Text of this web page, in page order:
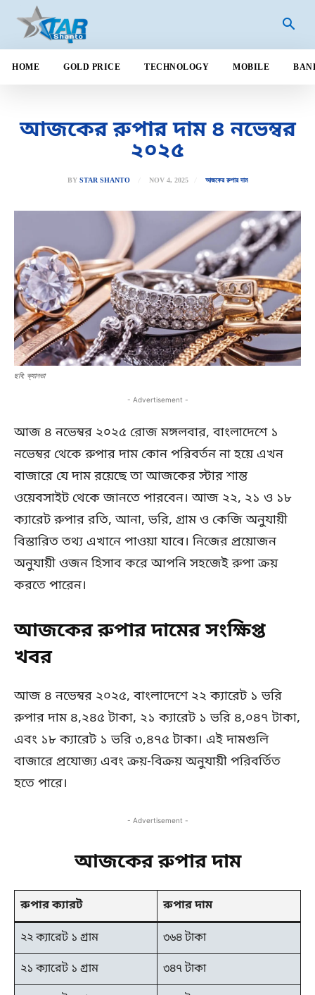
HOME GOLD PRICE TECHNOLOGY MOBILE
আজকের রুপার দাম ৪ নভেম্বর
২০২৫
BY STAR SHANTO NOV 4, 2025 আজকের রুপার দাম
ছবি: ক্যানভা
- Advertisement -
আজ ৪ নভেম্বর ২০২৫ রোজ মঙ্গলবার, বাংলাদেশে ১
নভেম্বর থেকে রুপার দাম কোন পরিবর্তন না হয়ে এখন
বাজারে যে দাম রয়েছে তা আজকের স্টার শান্ত
ওয়েবসাইট থেকে জানতে পারবেন। আজ ২২, ২১ ও ১৮
ক্যারেট রুপার রতি, আনা, ভরি, গ্রাম ও কেজি অনুযায়ী
বিস্তারিত তথ্য এখানে পাওয়া যাবে। নিজের প্রয়োজন
অনুযায়ী ওজন হিসাব করে আপনি সহজেই রুপা ক্রয়
করতে পারেন।
আজকের রুপার দামের সংক্ষিপ্ত
খবর
আজ ৪ নভেম্বর ২০২৫, বাংলাদেশে ২২ ক্যারেট ১ ভরি
রুপার দাম ৪,২৪৫ টাকা, ২১ ক্যারেট ১ ভরি ৪,০৪৭ টাকা,
এবং ১৮ ক্যারেট ১ ভরি ৩,৪৭৫ টাকা। এই দামগুলি
বাজারে প্রযোজ্য এবং ক্রয়-বিক্রয় অনুযায়ী পরিবর্তিত
হতে পারে।
- Advertisement -
আজকের রুপার দাম
রুপার ক্যারট রুপার দাম
২২ ক্যারেট ১ গ্রাম
৩৬৪ টাকা
২১ ক্যারেট ১ গ্রাম
৩৪৭ টাকা